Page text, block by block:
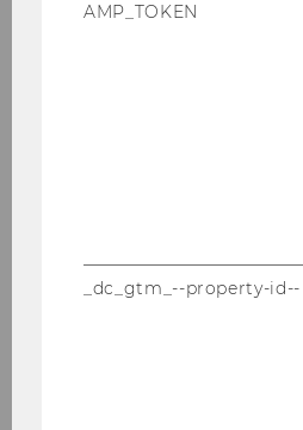
Wo dür­fen
Wer kann
ren?
AMP_TOKEN
_dc_gtm_--property-id--